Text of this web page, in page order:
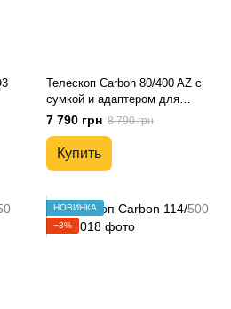
Телескоп Carbon 80/400 AZ с
сумкой и адаптером для
смартфона
7 790 грн 8 790 грн
Купить
НОВИНКА
−3%